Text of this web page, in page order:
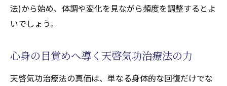
法)から始め、体調や変化を見ながら頻度を調整するとよ
いでしょう。
心身の目覚めへ導く天啓気功治療法の力
天啓気功治療法の真価は、単なる身体的な回復だけでな